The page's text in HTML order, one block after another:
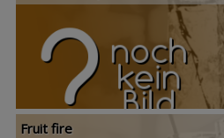
Fruit fire